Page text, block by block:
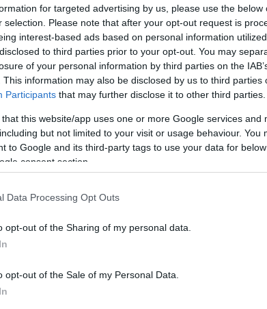
for targeted advertising by us, please use the below
selection. Please note that after your opt-out request is
interest-based ads based on personal information
to third parties prior to your opt-out. You may
of your personal information by third parties on the
This information may also be disclosed by us to third parties
Participants that may further disclose it to other third parties.
that this website/app uses one or more Google services and
but not limited to your visit or usage behaviour. You
to Google and its third-party tags to use your data for
consent section.
Data Processing Opt Outs
opt-out of the Sharing of my personal data.
opt-out of the Sale of my Personal Data.
province della Sardegna
cliccando
nella sezione
Nuovi Casi Sardegna
Positivi Sardegna